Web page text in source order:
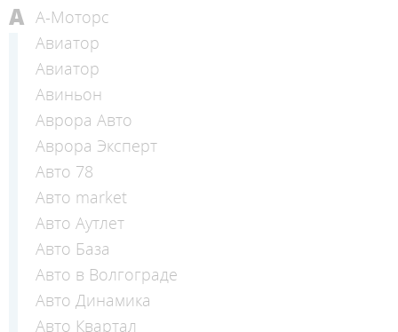
А А-Моторс
Авиатор
Авиатор
Авиньон
Аврора Авто
Аврора Эксперт
Авто 78
Авто market
Авто Аутлет
Авто База
Авто в Волгограде
Авто Динамика
Авто Квартал